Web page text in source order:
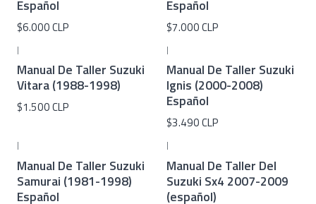
Español
$6.000 CLP
Español
$7.000 CLP
|
Manual De Taller Suzuki
Vitara (1988-1998)
$1.500 CLP
|
Manual De Taller Suzuki
Ignis (2000-2008)
Español
$3.490 CLP
|
Manual De Taller Suzuki
Samurai (1981-1998)
Español
|
Manual De Taller Del
Suzuki Sx4 2007-2009
(español)